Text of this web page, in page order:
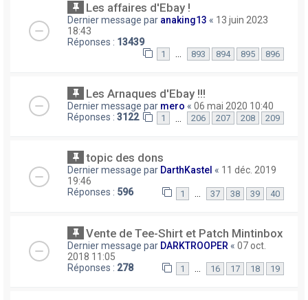
Les affaires d'Ebay !
Dernier message par anaking13 « 13 juin 2023
18:43
Réponses : 13439
1 … 893 894 895 896
Les Arnaques d'Ebay !!!
Dernier message par mero « 06 mai 2020 10:40
Réponses : 3122 1 206 207 208 209
topic des dons
Dernier message par DarthKastel « 11 déc. 2019
19:46
Réponses : 596 1 37 38 39 40
Vente de Tee-Shirt et Patch Mintinbox
Dernier message par DARKTROOPER « 07 oct.
2018 11:05
Réponses : 278 1 16 17 18 19